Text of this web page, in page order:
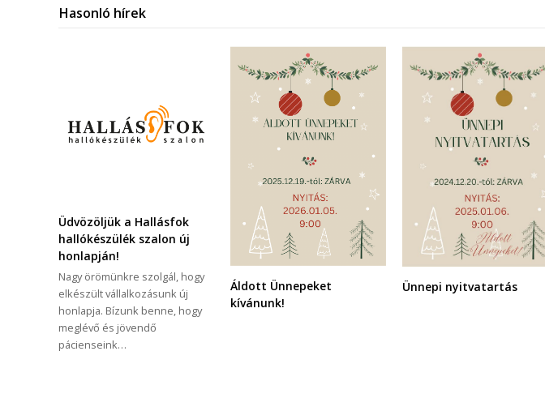
Hasonló hírek
Üdvözöljük a Hallásfok
hallókészülék szalon új
honlapján!
Nagy örömünkre szolgál, hogy
elkészült vállalkozásunk új
honlapja. Bízunk benne, hogy
meglévő és jövendő
pácienseink…
Áldott Ünnepeket
kívánunk!
Ünnepi nyitvatartás